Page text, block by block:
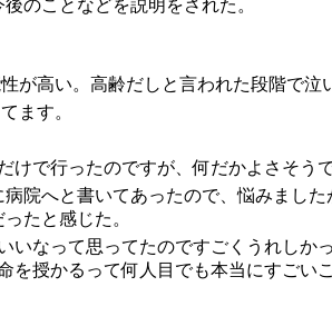
のことなどを説明をされた。
が高い。高齢だしと言われた段階で泣
ます。
で行ったのですが、何だかよさそう
院へと書いてあったので、悩みまし
たと感じた。
なって思ってたのですごくうれしか
授かるって何人目でも本当にすごい